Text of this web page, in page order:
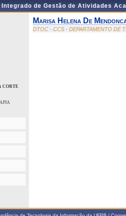
Integrado de Gestão de Atividades
CORTE
Marisa Helena De
DTOC - CCS - DEPARTAMENTO DE